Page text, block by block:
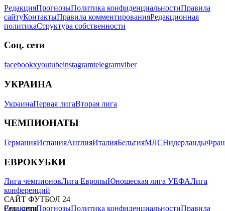
РедакцияПрогнозыПолитика конфиденциальностиПравила
сайтуКонтактыПравила комментированияРедакционная
политикаСтруктура собственности
Соц. сети
facebookxyoutubeinstagramtelegramviber
УКРАИНА
УкраинаПервая лигаВторая лига
ЧЕМПИОНАТЫ
ГерманияИспанияАнглияИталияБельгияМЛСНидерланды
ЕВРОКУБКИ
Лига чемпионовЛига ЕвропыЮношеская лига УЕФАЛига
конференций
САЙТ ФУТБОЛ 24
РедакцияПрогнозыПолитика конфиденциальностиПравила
Соц. сети